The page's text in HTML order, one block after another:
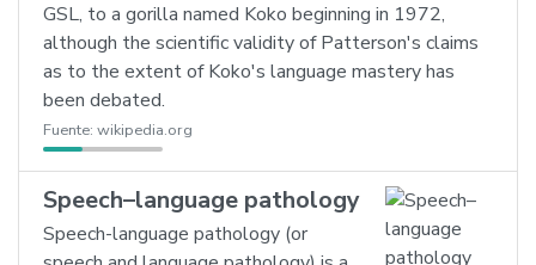
GSL, to a gorilla named Koko beginning in 1972,
although the scientific validity of Patterson's claims
as to the extent of Koko's language mastery has
been debated.
Fuente: wikipedia.org
Speech–language pathology
Speech-language pathology (or